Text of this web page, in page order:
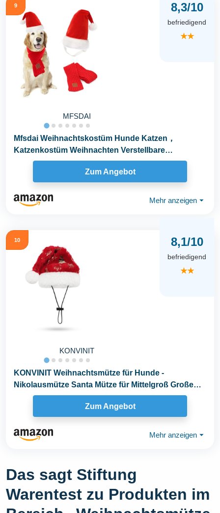
9
MFSDAI
8,3/10
befriedigend
★★
Mfsdai Weihnachtskostüm Hunde Katzen，
Katzenkostüm Weihnachten Verstellbare
Hundemütze Schal...
Zum Angebot
Mehr anzeigen ⏷
10
KONVINIT
8,1/10
befriedigend
★★
KONVINIT Weihnachtsmütze für Hunde -
Nikolausmütze Santa Mütze für Mittelgroß Große
Hunde...
Zum Angebot
Mehr anzeigen ⏷
Das sagt Stiftung
Warentest zu Produkten im